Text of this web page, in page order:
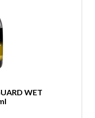
WET